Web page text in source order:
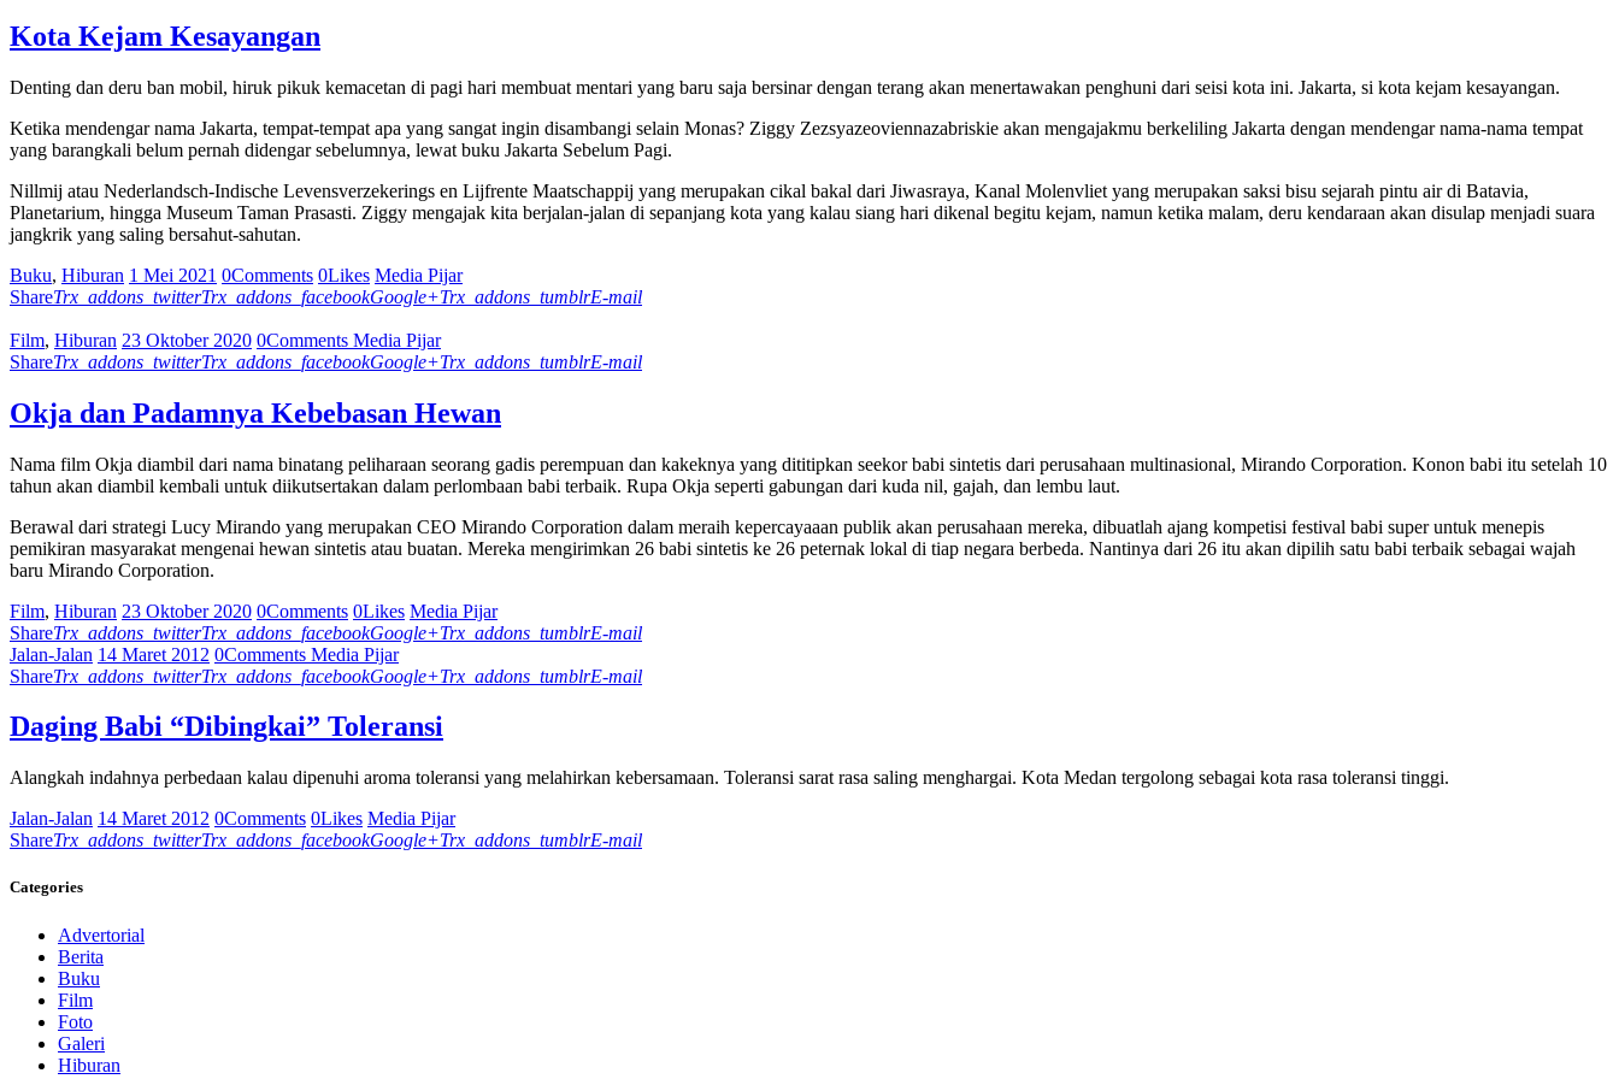
Kota Kejam Kesayangan
Denting dan deru ban mobil, hiruk pikuk kemacetan di pagi hari membuat mentari yang baru saja bersinar dengan terang akan menertawakan penghuni dari seisi kota ini. Jakarta, si kota kejam kesayangan.
Ketika mendengar nama Jakarta, tempat-tempat apa yang sangat ingin disambangi selain Monas? Ziggy Zezsyazeoviennazabriskie akan mengajakmu berkeliling Jakarta dengan mendengar nama-nama tempat
yang barangkali belum pernah didengar sebelumnya, lewat buku Jakarta Sebelum Pagi.
Nillmij atau Nederlandsch-Indische Levensverzekerings en Lijfrente Maatschappij yang merupakan cikal bakal dari Jiwasraya, Kanal Molenvliet yang merupakan saksi bisu sejarah pintu air di Batavia,
Planetarium, hingga Museum Taman Prasasti. Ziggy mengajak kita berjalan-jalan di sepanjang kota yang kalau siang hari dikenal begitu kejam, namun ketika malam, deru kendaraan akan disulap menjadi suara
jangkrik yang saling bersahut-sahutan.
Buku, Hiburan 1 Mei 2021 0Comments 0Likes Media Pijar
ShareTrx_addons_twitterTrx_addons_facebookGoogle+Trx_addons_tumblrE-mail
Film, Hiburan 23 Oktober 2020 0Comments Media Pijar
ShareTrx_addons_twitterTrx_addons_facebookGoogle+Trx_addons_tumblrE-mail
Okja dan Padamnya Kebebasan Hewan
Nama film Okja diambil dari nama binatang peliharaan seorang gadis perempuan dan kakeknya yang dititipkan seekor babi sintetis dari perusahaan multinasional, Mirando Corporation. Konon babi itu setelah 10
tahun akan diambil kembali untuk diikutsertakan dalam perlombaan babi terbaik. Rupa Okja seperti gabungan dari kuda nil, gajah, dan lembu laut.
Berawal dari strategi Lucy Mirando yang merupakan CEO Mirando Corporation dalam meraih kepercayaaan publik akan perusahaan mereka, dibuatlah ajang kompetisi festival babi super untuk menepis
pemikiran masyarakat mengenai hewan sintetis atau buatan. Mereka mengirimkan 26 babi sintetis ke 26 peternak lokal di tiap negara berbeda. Nantinya dari 26 itu akan dipilih satu babi terbaik sebagai wajah
baru Mirando Corporation.
Film, Hiburan 23 Oktober 2020 0Comments 0Likes Media Pijar
ShareTrx_addons_twitterTrx_addons_facebookGoogle+Trx_addons_tumblrE-mail
Jalan-Jalan 14 Maret 2012 0Comments Media Pijar
ShareTrx_addons_twitterTrx_addons_facebookGoogle+Trx_addons_tumblrE-mail
Daging Babi “Dibingkai” Toleransi
Alangkah indahnya perbedaan kalau dipenuhi aroma toleransi yang melahirkan kebersamaan. Toleransi sarat rasa saling menghargai. Kota Medan tergolong sebagai kota rasa toleransi tinggi.
Jalan-Jalan 14 Maret 2012 0Comments 0Likes Media Pijar
ShareTrx_addons_twitterTrx_addons_facebookGoogle+Trx_addons_tumblrE-mail
Categories
Advertorial
Berita
Buku
Film
Foto
Galeri
Hiburan